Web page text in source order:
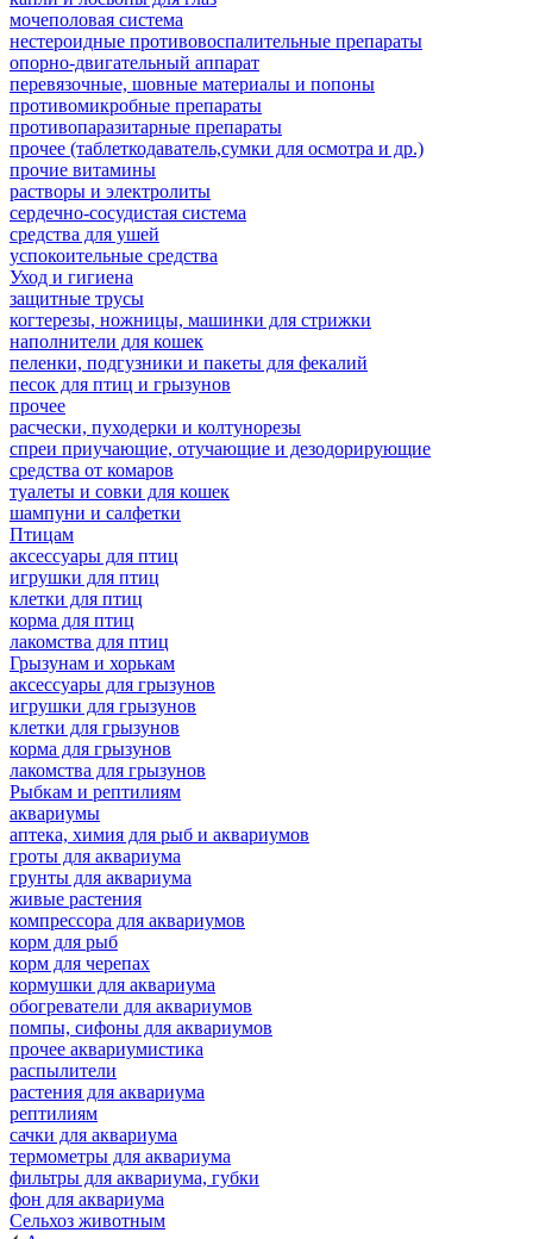
мочеполовая система
нестероидные противовоспалительные препараты
опорно-двигательный аппарат
перевязочные, шовные материалы и попоны
противомикробные препараты
противопаразитарные препараты
прочее (таблеткодаватель,сумки для осмотра и др.)
прочие витамины
растворы и электролиты
сердечно-сосудистая система
средства для ушей
успокоительные средства
Уход и гигиена
защитные трусы
когтерезы, ножницы, машинки для стрижки
наполнители для кошек
пеленки, подгузники и пакеты для фекалий
песок для птиц и грызунов
прочее
расчески, пуходерки и колтунорезы
спреи приучающие, отучающие и дезодорирующие
средства от комаров
туалеты и совки для кошек
шампуни и салфетки
Птицам
аксессуары для птиц
игрушки для птиц
клетки для птиц
корма для птиц
лакомства для птиц
Грызунам и хорькам
аксессуары для грызунов
игрушки для грызунов
клетки для грызунов
корма для грызунов
лакомства для грызунов
Рыбкам и рептилиям
аквариумы
аптека, химия для рыб и аквариумов
гроты для аквариума
грунты для аквариума
живые растения
компрессора для аквариумов
корм для рыб
корм для черепах
кормушки для аквариума
обогреватели для аквариумов
помпы, сифоны для аквариумов
прочее аквариумистика
распылители
растения для аквариума
рептилиям
сачки для аквариума
термометры для аквариума
фильтры для аквариума, губки
фон для аквариума
Сельхоз животным